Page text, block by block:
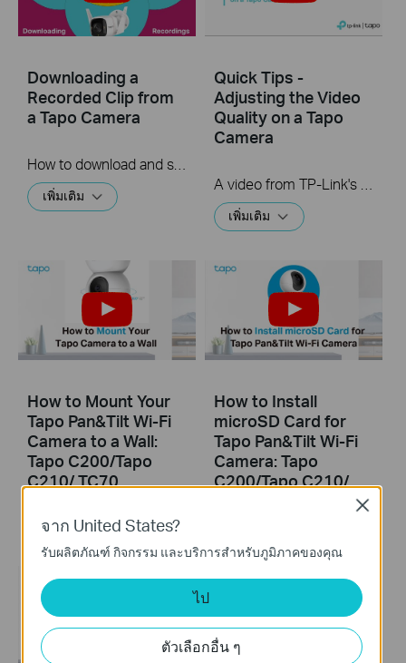
Downloading a
Recorded Clip from
a Tapo Camera
How to download and save a Recorded clip on a Tapo Camera
เพิ่มเติม
Quick Tips -
Adjusting the Video
Quality on a Tapo
Camera
A video from TP-Link's Quick Tips Series of videos that show you how to quickly adjust the quality of the video resolution on a Tapo Camera
เพิ่มเติม
How to Mount Your
Tapo Pan&Tilt Wi-Fi
Camera to a Wall:
Tapo C200/Tapo
C210/ TC70
How to Install
microSD Card for
Tapo Pan&Tilt Wi-Fi
Camera: Tapo
C200/Tapo C210/
จาก United States?
รับผลิตภัณฑ์ กิจกรรม และบริการสำหรับภูมิภาคของคุณ
ไป
ตัวเลือกอื่น ๆ
Close